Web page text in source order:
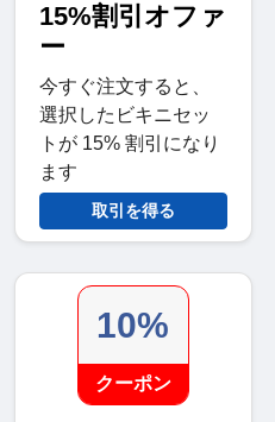
15%割引オファ
ー
今すぐ注文すると、
選択したビキニセッ
トが 15% 割引になり
ます
取引を得る
10%
クーポン